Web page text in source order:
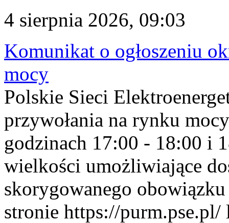
4 sierpnia 2026, 09:03
Komunikat o ogłoszeniu
mocy
Polskie Sieci
przywołania na rynku
godzinach 17:00 - 18:00 i
wielkości umożliwiające
skorygowanego
stronie https://